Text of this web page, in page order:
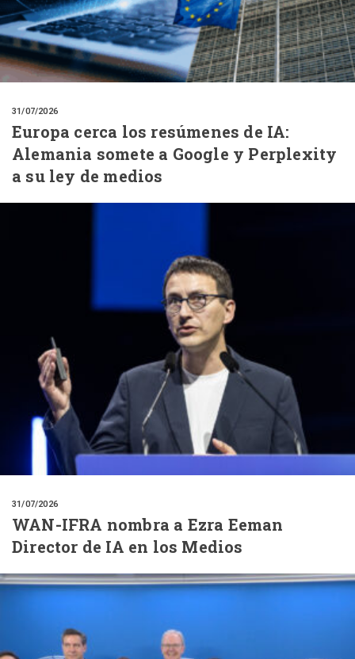
31/07/2026
Europa cerca los resúmenes de IA:
Alemania somete a Google y Perplexity
a su ley de medios
31/07/2026
WAN-IFRA nombra a Ezra Eeman
Director de IA en los Medios